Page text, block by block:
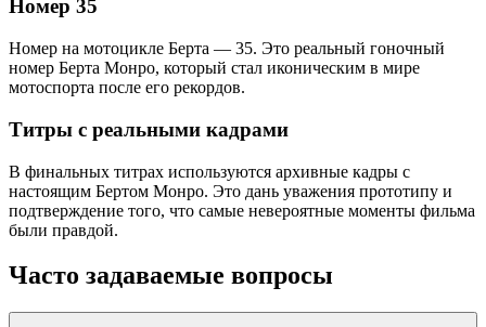
Номер 35
Номер на мотоцикле Берта — 35. Это реальный гоночный
номер Берта Монро, который стал иконическим в мире
мотоспорта после его рекордов.
Титры с реальными кадрами
В финальных титрах используются архивные кадры с
настоящим Бертом Монро. Это дань уважения прототипу и
подтверждение того, что самые невероятные моменты фильма
были правдой.
Часто задаваемые вопросы